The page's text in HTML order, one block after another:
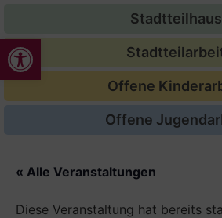
Werkzeugleiste öffnen
Stadtteilhaus
Offene
Offene
« Alle Veranstaltungen
Diese Veranstaltung hat bereits